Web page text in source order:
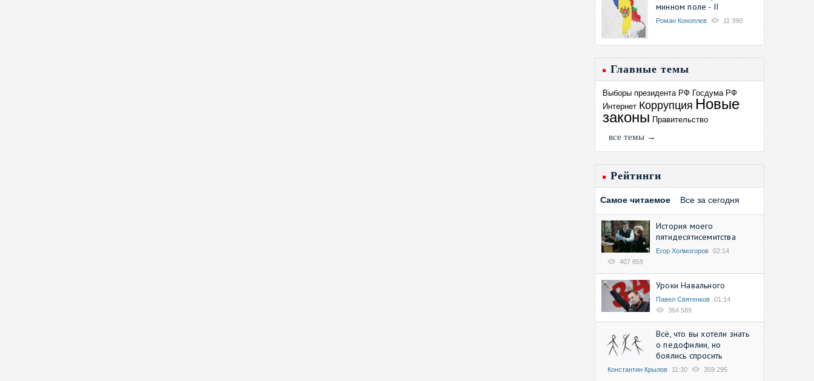
минном поле - II
Роман Коноплев 11 390
Главные темы
Выборы президента РФ Госдума РФ
Интернет Коррупция Новые
законы Правительство
все темы →
Рейтинги
Самое читаемое Все за сегодня
История моего
пятидесятисемитства
Егор Холмогоров 02:14
407 859
Уроки Навального
Павел Святенков 01:14
364 589
Всё, что вы хотели знать
о педофилии, но
боялись спросить
Константин Крылов 11:30 359 295